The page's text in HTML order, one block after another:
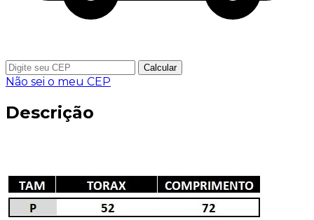
Calcular
Não sei o meu CEP
Descrição